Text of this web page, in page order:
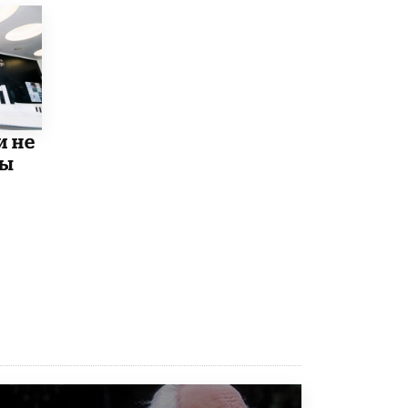
не
Рособрнадзор ответил на жалобы
школьников на ошибки в ЕГЭ по